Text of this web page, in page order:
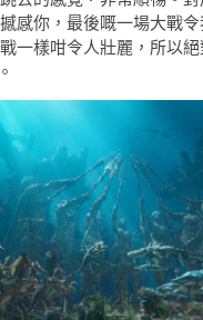
感你，最後嘅一場大戰
一樣咁令人壯麗，所以